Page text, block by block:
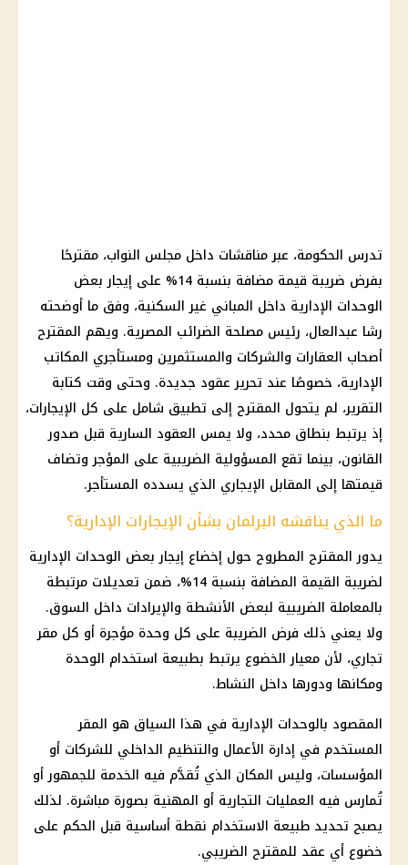
تدرس الحكومة، عبر مناقشات داخل مجلس النواب، مقترحًا
بفرض ضريبة قيمة مضافة بنسبة 14% على إيجار بعض
الوحدات الإدارية داخل المباني غير السكنية، وفق ما أوضحته
رشا عبدالعال، رئيس مصلحة الضرائب المصرية. ويهم المقترح
أصحاب العقارات والشركات والمستثمرين ومستأجري المكاتب
الإدارية، خصوصًا عند تحرير عقود جديدة. وحتى وقت كتابة
التقرير، لم يتحول المقترح إلى تطبيق شامل على كل الإيجارات،
إذ يرتبط بنطاق محدد، ولا يمس العقود السارية قبل صدور
القانون، بينما تقع المسؤولية الضريبية على المؤجر وتضاف
قيمتها إلى المقابل الإيجاري الذي يسدده المستأجر.
ما الذي يناقشه البرلمان بشأن الإيجارات الإدارية؟
يدور المقترح المطروح حول إخضاع إيجار بعض الوحدات الإدارية
لضريبة القيمة المضافة بنسبة 14%، ضمن تعديلات مرتبطة
بالمعاملة الضريبية لبعض الأنشطة والإيرادات داخل السوق.
ولا يعني ذلك فرض الضريبة على كل وحدة مؤجرة أو كل مقر
تجاري، لأن معيار الخضوع يرتبط بطبيعة استخدام الوحدة
ومكانها ودورها داخل النشاط.
المقصود بالوحدات الإدارية في هذا السياق هو المقر
المستخدم في إدارة الأعمال والتنظيم الداخلي للشركات أو
المؤسسات، وليس المكان الذي تُقدَّم فيه الخدمة للجمهور أو
تُمارس فيه العمليات التجارية أو المهنية بصورة مباشرة. لذلك
يصبح تحديد طبيعة الاستخدام نقطة أساسية قبل الحكم على
خضوع أي عقد للمقترح الضريبي.